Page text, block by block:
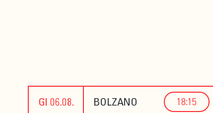
GI 06.08. BOLZANO 18:15